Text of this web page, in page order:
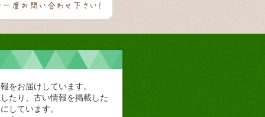
をお届けしています。
たり、古い情報を掲載した
しています。